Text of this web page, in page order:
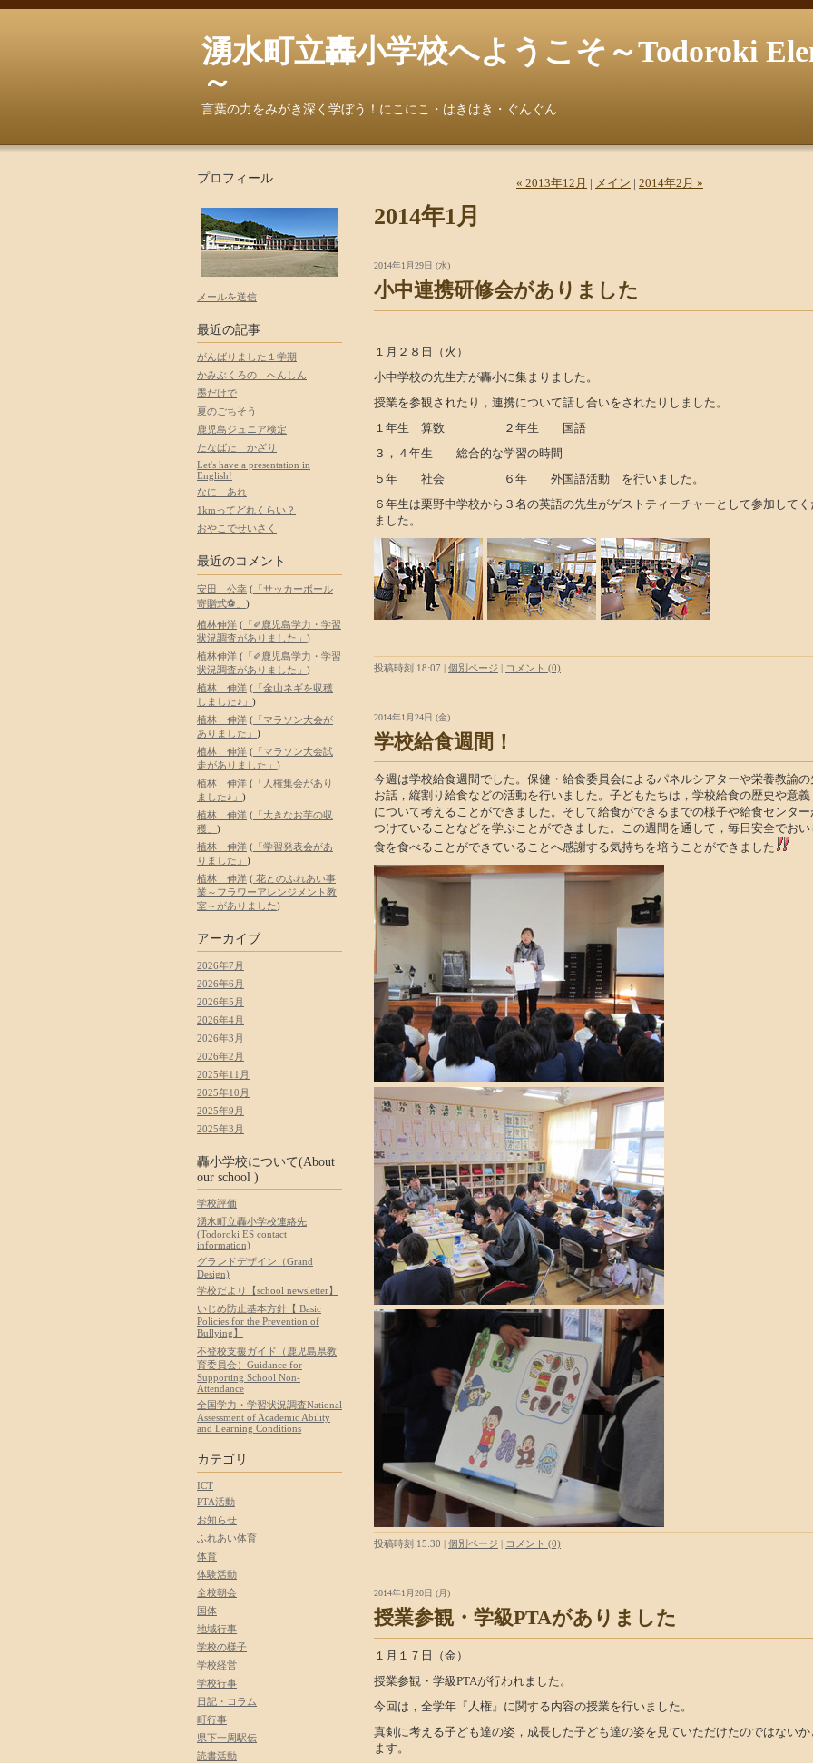
湧水町立轟小学校へようこそ～Todoroki
～
言葉の力をみがき深く学ぼう！にこにこ・はきはき・ぐんぐん
プロフィール
メールを送信
最近の記事
がんばりました１学期
かみぶくろの へんしん
墨だけで
夏のごちそう
鹿児島ジュニア検定
たなばた かざり
Let's have a presentation in
English!
なに あれ
1kmってどれくらい？
おやこでせいさく
最近のコメント
安田 公幸 ( 「サッカーボール
寄贈式⚽」 )
植林伸洋 ( 「✐鹿児島学力・学習
状況調査がありました」 )
植林伸洋 ( 「✐鹿児島学力・学習
状況調査がありました」 )
植林 伸洋 ( 「金山ネギを収穫
しました♪」 )
植林 伸洋 ( 「マラソン大会が
ありました」 )
植林 伸洋 ( 「マラソン大会試
走がありました」 )
植林 伸洋 ( 「人権集会があり
ました♪」 )
植林 伸洋 ( 「大きなお芋の収
穫」 )
植林 伸洋 ( 「学習発表会があ
りました」 )
植林 伸洋 ( 花とのふれあい事
業～フラワーアレンジメント教
室～がありました)
アーカイブ
2026年7月
2026年6月
2026年5月
2026年4月
2026年3月
2026年2月
2025年11月
2025年10月
2025年9月
2025年3月
轟小学校について(About
our school )
学校評価
湧水町立轟小学校連絡先
(Todoroki ES contact
information)
グランドデザイン（Grand
Design)
学校だより【school newsletter】
いじめ防止基本方針【 Basic
Policies for the Prevention of
Bullying】
不登校支援ガイド（鹿児島県教
育委員会）Guidance for
Supporting School Non-
Attendance
全国学力・学習状況調査National
Assessment of Academic Ability
and Learning Conditions
カテゴリ
ICT
PTA活動
お知らせ
ふれあい体育
体育
体験活動
全校朝会
国体
地域行事
学校の様子
学校経営
学校行事
日記・コラム
町行事
県下一周駅伝
読書活動
« 2013年12月 | メイン | 2014年2月 »
2014年1月
2014年1月29日 (水)
小中連携研修会がありました
１月２８日（火）
小中学校の先生方が轟小に集まりました。
授業を参観されたり，連携について話し合いをされたりしました。
１年生 算数 ２年生 国語
３，４年生 総合的な学習の時間
５年 社会 ６年 外国語活動 を行いました。
６年生は栗野中学校から３名の英語の先生がゲストティーチャーとして参加して
ました。
投稿時刻 18:07 | 個別ページ | コメント (0)
2014年1月24日 (金)
学校給食週間！
今週は学校給食週間でした。保健・給食委員会によるパネルシアターや栄養教諭の
お話，縦割り給食などの活動を行いました。子どもたちは，学校給食の歴史や意
について考えることができました。そして給食ができるまでの様子や給食センタ
つけていることなどを学ぶことができました。この週間を通して，毎日安全でおい
食を食べることができていることへ感謝する気持ちを培うことができました
投稿時刻 15:30 個別ページ コメント (0)
2014年1月20日 (月)
授業参観・学級PTAがありました
１月１７日（金）
授業参観・学級PTAが行われました。
今回は，全学年『人権』に関する内容の授業を行いました。
真剣に考える子ども達の姿，成長した子ども達の姿を見ていただけたのではないか
ます。